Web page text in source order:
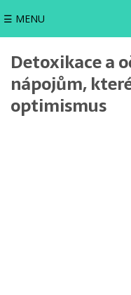
☰ MENU
Detoxikace a
nápojům,
optimismus